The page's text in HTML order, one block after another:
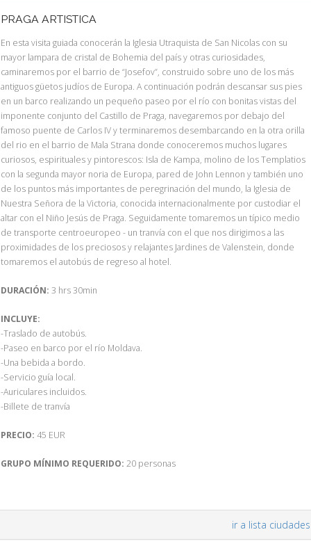
PRAGA ARTISTICA
En esta visita guiada conocerán la Iglesia Utraquista de San Nicolas con su
mayor lampara de cristal de Bohemia del país y otras curiosidades,
caminaremos por el barrio de “Josefov”, construido sobre uno de los más
antiguos güetos judíos de Europa. A continuación podrán descansar sus pies
en un barco realizando un pequeño paseo por el río con bonitas vistas del
imponente conjunto del Castillo de Praga, navegaremos por debajo del
famoso puente de Carlos IV y terminaremos desembarcando en la otra orilla
del rio en el barrio de Mala Strana donde conoceremos muchos lugares
curiosos, espirituales y pintorescos: Isla de Kampa, molino de los Templatios
con la segunda mayor noria de Europa, pared de John Lennon y también uno
de los puntos más importantes de peregrinación del mundo, la Iglesia de
Nuestra Señora de la Victoria, conocida internacionalmente por custodiar el
altar con el Niño Jesús de Praga. Seguidamente tomaremos un típico medio
de transporte centroeuropeo - un tranvía con el que nos dirigimos a las
proximidades de los preciosos y relajantes Jardines de Valenstein, donde
tomaremos el autobús de regreso al hotel.
DURACIÓN: 3 hrs 30min
INCLUYE:
-Traslado de autobús.
-Paseo en barco por el río Moldava.
-Una bebida a bordo.
-Servicio guía local.
-Auriculares incluidos.
-Billete de tranvía
PRECIO: 45 EUR
GRUPO MÍNIMO REQUERIDO: 20 personas
ir a lista ciudades